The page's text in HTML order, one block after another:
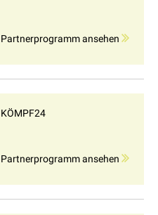
Partnerprogramm ansehen
KÖMPF24
Partnerprogramm ansehen